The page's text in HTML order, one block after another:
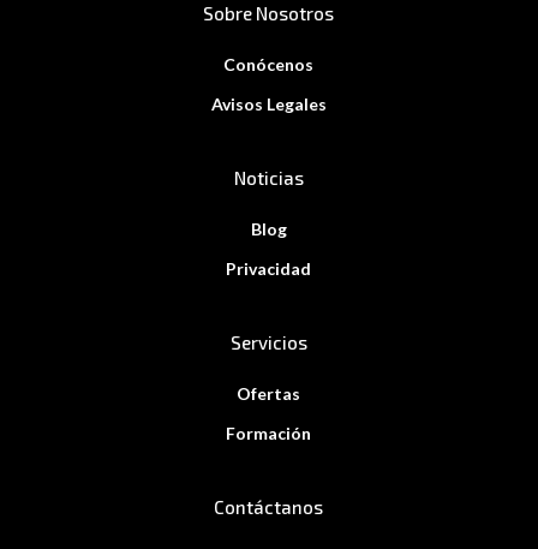
Sobre Nosotros
Conócenos
Avisos Legales
Noticias
Blog
Privacidad
Servicios
Ofertas
Formación
Contáctanos